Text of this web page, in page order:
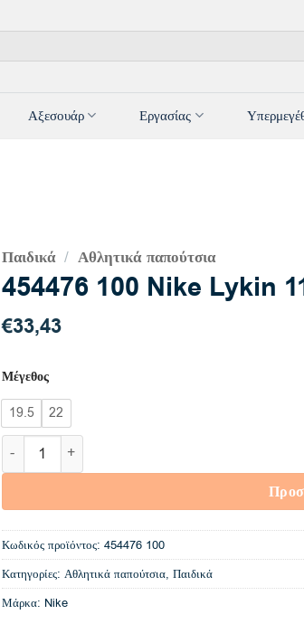
Αξεσουάρ Εργασίας
Παιδικά / Αθλητικά παπούτσια
454476 100 Nike Lykin
€33,43
Μέγεθος
19.5 22
454476 100 Nike Lykin 11 TDV trainers ποσότητα
Κωδικός προϊόντος: 454476 100
Κατηγορίες: Αθλητικά παπούτσια, Παιδικά
Μάρκα: Nike